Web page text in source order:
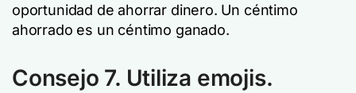
oportunidad de ahorrar dinero. Un céntimo
ahorrado es un céntimo ganado.
Consejo 7. Utiliza emojis.